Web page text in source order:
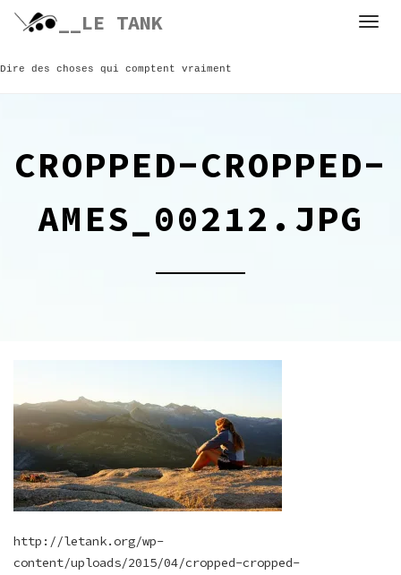
Skip
__LE TANK
Dire des choses qui comptent vraiment
CROPPED-CROPPED-
AMES_00212.JPG
http://letank.org/wp-
content/uploads/2015/04/cropped-cropped-